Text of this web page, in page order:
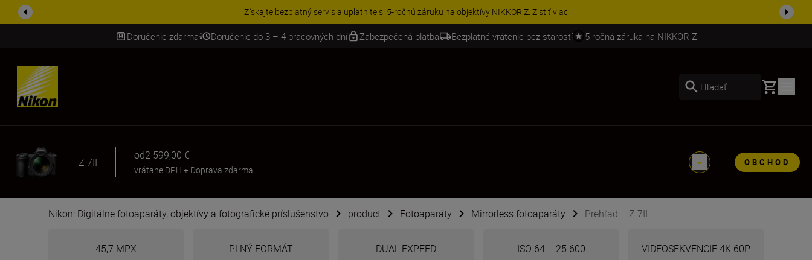
UŠETRI NA PRÍSLUŠENSTVE | Ušetrite 15 % na vybranom príslušenstve a doplňte si svoju výbavu ešte dne...
Doručenie zdarma Doručenie do 3 – 4 pracovných dní Zabezpečená platba Bezplatné vrátenie bez starostí 5-ročná záruka na NIKKOR Z
SKIP
Hľadať Basket
Z 7II
od2 599,00 €
vrátane DPH + Doprava zdarma
OBCHOD
Nikon: Digitálne fotoaparáty, objektívy a fotografické príslušenstvo product Fotoaparáty Mirrorless fotoaparáty Prehľad – Z 7II
45,7 MPX PLNÝ FORMÁT DUAL EXPEED ISO 64 – 25 600 VIDEOSEKVENCIE 4K 60P